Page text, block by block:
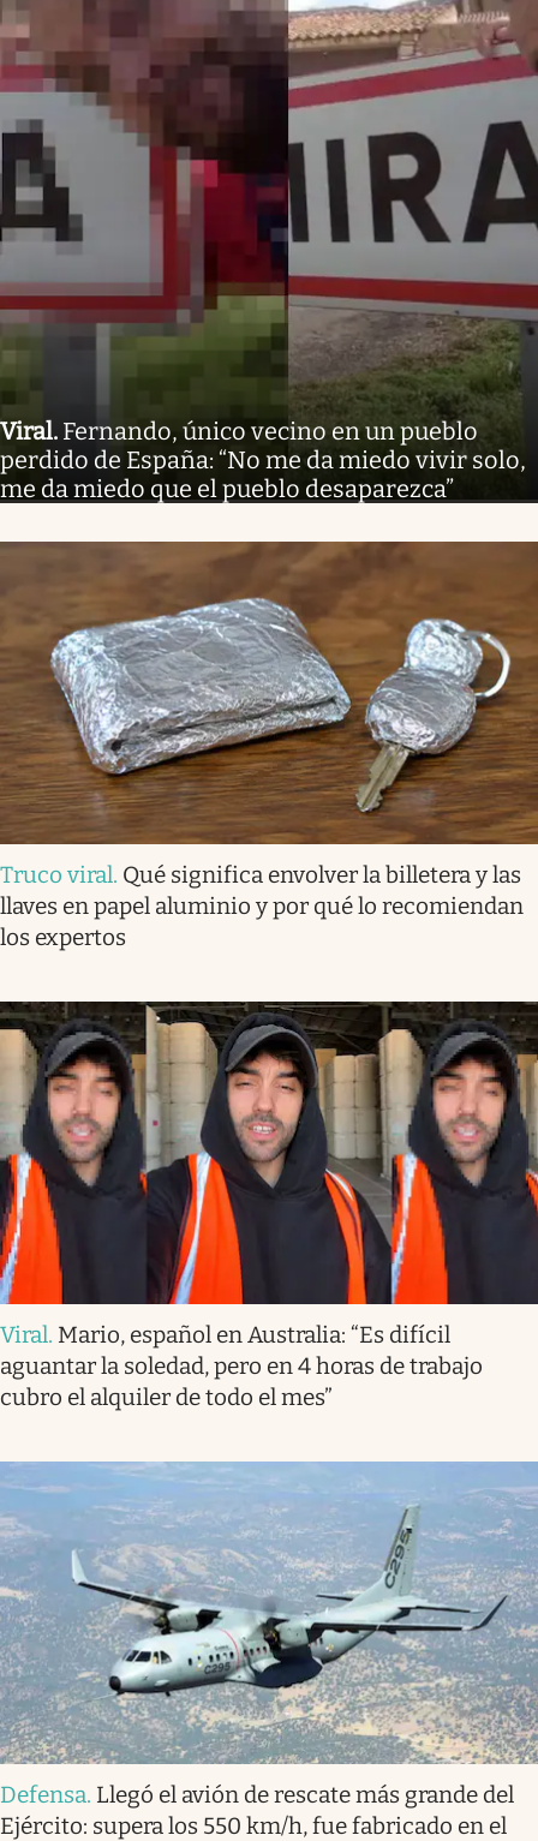
Viral. Fernando, único vecino en un pueblo
perdido de España: “No me da miedo vivir solo,
me da miedo que el pueblo desaparezca”
Truco viral. Qué significa envolver la billetera y las
llaves en papel aluminio y por qué lo recomiendan
los expertos
Viral. Mario, español en Australia: “Es difícil
aguantar la soledad, pero en 4 horas de trabajo
cubro el alquiler de todo el mes”
Defensa. Llegó el avión de rescate más grande del
Ejército: supera los 550 km/h, fue fabricado en el